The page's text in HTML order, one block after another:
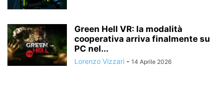
Green Hell VR: la modalità
cooperativa arriva finalmente su
PC nel...
Lorenzo Vizzari - 14 Aprile 2026